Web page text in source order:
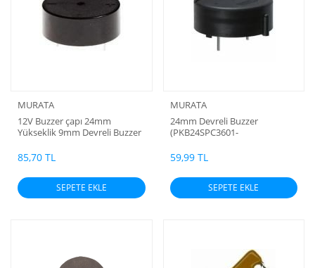
MURATA
12V Buzzer çapı 24mm
Yükseklik 9mm Devreli Buzzer
85,70 TL
SEPETE EKLE
MURATA
24mm Devreli Buzzer
(PKB24SPC3601-
59,99 TL
SEPETE EKLE